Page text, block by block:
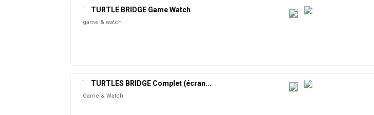
TURTLE BRIDGE Game Watch
game & watch
TURTLES BRIDGE Complet (écran...
Game & Watch